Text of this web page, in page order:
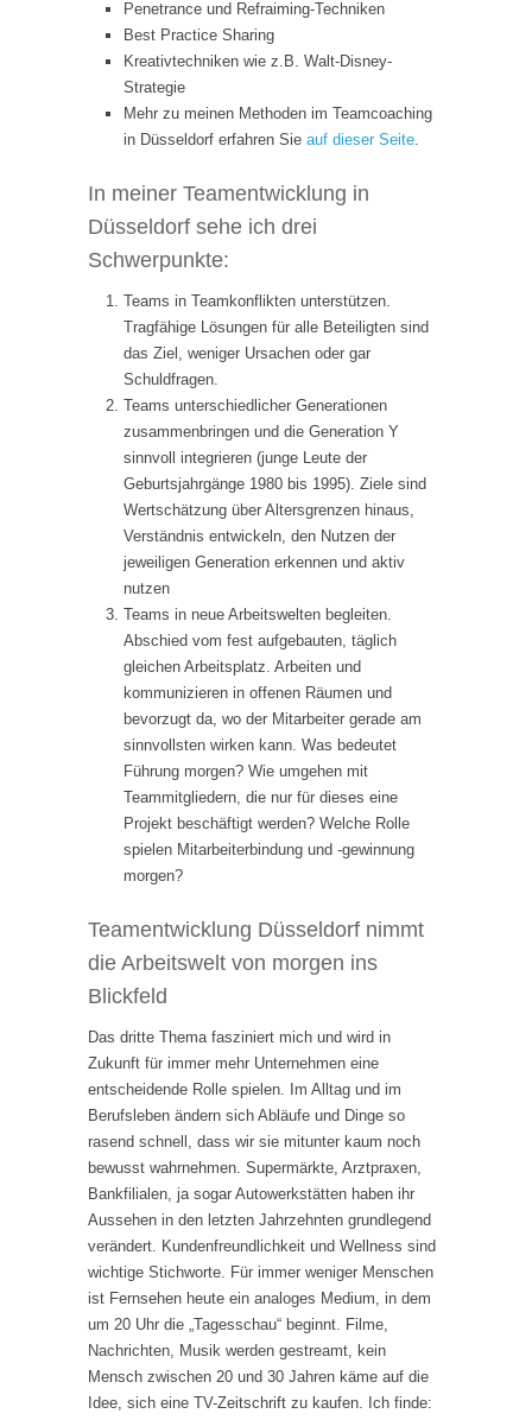
Penetrance und Refraiming-Techniken
Best Practice Sharing
Kreativtechniken wie z.B. Walt-Disney-
Strategie
Mehr zu meinen Methoden im Teamcoaching
in Düsseldorf erfahren Sie auf dieser Seite.
In meiner Teamentwicklung in
Düsseldorf sehe ich drei
Schwerpunkte:
Teams in Teamkonflikten unterstützen.
Tragfähige Lösungen für alle Beteiligten sind
das Ziel, weniger Ursachen oder gar
Schuldfragen.
Teams unterschiedlicher Generationen
zusammenbringen und die Generation Y
sinnvoll integrieren (junge Leute der
Geburtsjahrgänge 1980 bis 1995). Ziele sind
Wertschätzung über Altersgrenzen hinaus,
Verständnis entwickeln, den Nutzen der
jeweiligen Generation erkennen und aktiv
nutzen
Teams in neue Arbeitswelten begleiten.
Abschied vom fest aufgebauten, täglich
gleichen Arbeitsplatz. Arbeiten und
kommunizieren in offenen Räumen und
bevorzugt da, wo der Mitarbeiter gerade am
sinnvollsten wirken kann. Was bedeutet
Führung morgen? Wie umgehen mit
Teammitgliedern, die nur für dieses eine
Projekt beschäftigt werden? Welche Rolle
spielen Mitarbeiterbindung und -gewinnung
morgen?
Teamentwicklung Düsseldorf nimmt
die Arbeitswelt von morgen ins
Blickfeld
Das dritte Thema fasziniert mich und wird in
Zukunft für immer mehr Unternehmen eine
entscheidende Rolle spielen. Im Alltag und im
Berufsleben ändern sich Abläufe und Dinge so
rasend schnell, dass wir sie mitunter kaum noch
bewusst wahrnehmen. Supermärkte, Arztpraxen,
Bankfilialen, ja sogar Autowerkstätten haben ihr
Aussehen in den letzten Jahrzehnten grundlegend
verändert. Kundenfreundlichkeit und Wellness sind
wichtige Stichworte. Für immer weniger Menschen
ist Fernsehen heute ein analoges Medium, in dem
um 20 Uhr die „Tagesschau“ beginnt. Filme,
Nachrichten, Musik werden gestreamt, kein
Mensch zwischen 20 und 30 Jahren käme auf die
Idee, sich eine TV-Zeitschrift zu kaufen. Ich finde: